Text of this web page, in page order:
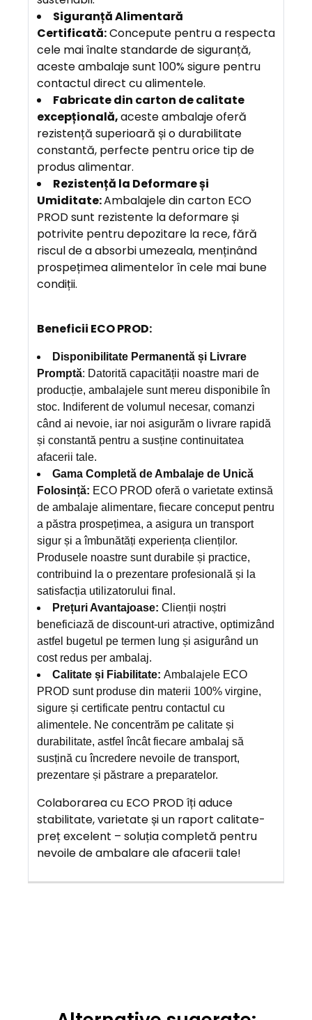
Siguranță Alimentară
Certificată:Concepute pentru a respecta
cele mai înalte standarde de siguranță,
aceste ambalaje sunt 100% sigure pentru
contactul direct cu alimentele.
Fabricate din carton de calitate
excepțională,aceste ambalaje oferă
rezistență superioară și o durabilitate
constantă, perfecte pentru orice tip de
produs alimentar.
Rezistență la Deformare și
Umiditate:Ambalajele din carton ECO
PROD sunt rezistente la deformare și
potrivite pentru depozitare la rece, fără
riscul de a absorbi umezeala, menținând
prospețimea alimentelor în cele mai bune
condiții.
Beneficii ECO PROD:
Disponibilitate Permanentă și Livrare
Promptă: Datorită capacității noastre mari de
producție, ambalajele sunt mereu disponibile în
stoc. Indiferent de volumul necesar, comanzi
când ai nevoie, iar noi asigurăm o livrare rapidă
și constantă pentru a susține continuitatea
afacerii tale.
Gama Completă de Ambalaje de Unică
Folosință: ECO PROD oferă o varietate extinsă
de ambalaje alimentare, fiecare conceput pentru
a păstra prospețimea, a asigura un transport
sigur și a îmbunătăți experiența clienților.
Produsele noastre sunt durabile și practice,
contribuind la o prezentare profesională și la
satisfacția utilizatorului final.
Prețuri Avantajoase: Clienții noștri
beneficiază de discount-uri atractive, optimizând
astfel bugetul pe termen lung și asigurând un
cost redus per ambalaj.
Calitate și Fiabilitate: Ambalajele ECO
PROD sunt produse din materii 100% virgine,
sigure și certificate pentru contactul cu
alimentele. Ne concentrăm pe calitate și
durabilitate, astfel încât fiecare ambalaj să
susțină cu încredere nevoile de transport,
prezentare și păstrare a preparatelor.
Colaborarea cu ECO PROD îți aduce
stabilitate, varietate și un raport calitate-
preț excelent – soluția completă pentru
nevoile de ambalare ale afacerii tale!